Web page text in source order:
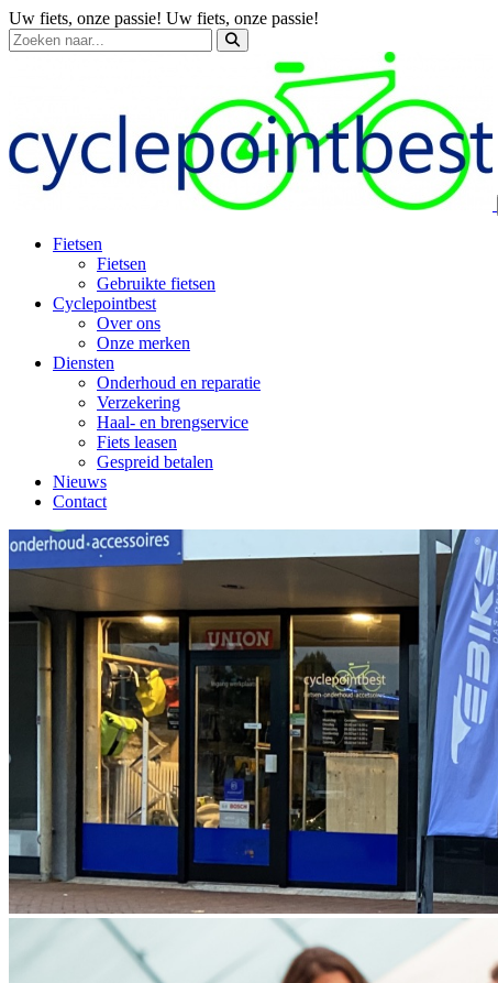
Uw fiets, onze passie! Uw fiets, onze passie!
Fietsen
Fietsen
Gebruikte fietsen
Cyclepointbest
Over ons
Onze merken
Diensten
Onderhoud en reparatie
Verzekering
Haal- en brengservice
Fiets leasen
Gespreid betalen
Nieuws
Contact